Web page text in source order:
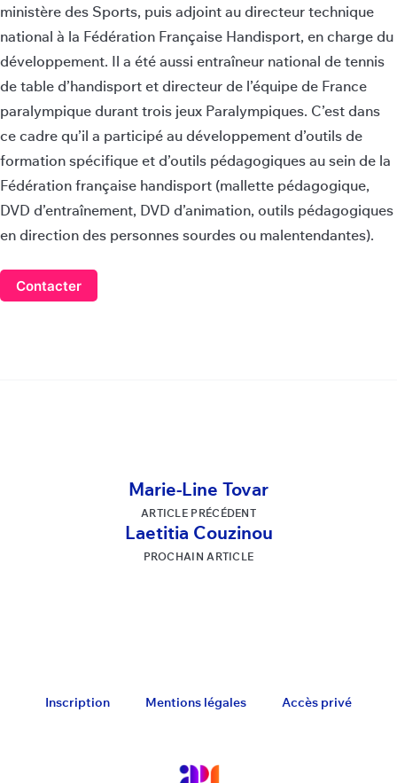
ministère des Sports, puis adjoint au directeur technique
national à la Fédération Française Handisport, en charge du
développement. Il a été aussi entraîneur national de tennis
de table d’handisport et directeur de l’équipe de France
paralympique durant trois jeux Paralympiques. C’est dans
ce cadre qu’il a participé au développement d’outils de
formation spécifique et d’outils pédagogiques au sein de la
Fédération française handisport (mallette pédagogique,
DVD d’entraînement, DVD d’animation, outils pédagogiques
en direction des personnes sourdes ou malentendantes).
Contacter
Marie-Line Tovar
ARTICLE PRÉCÉDENT
Laetitia Couzinou
PROCHAIN ARTICLE
Inscription Mentions légales Accès privé